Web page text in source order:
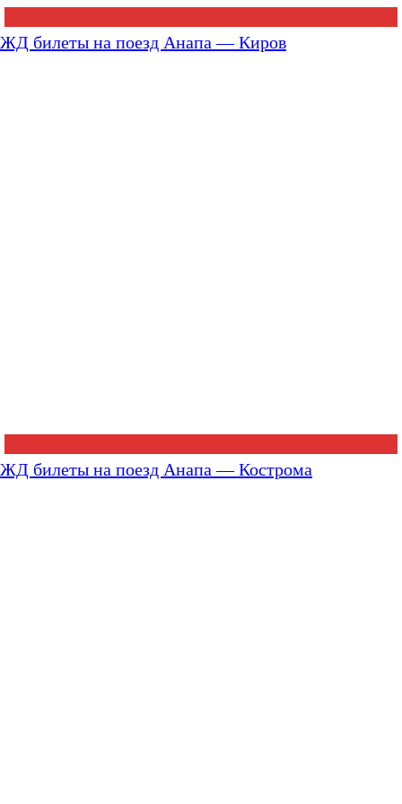
ЖД билеты на поезд Анапа — Киров
ЖД билеты на поезд Анапа — Кострома